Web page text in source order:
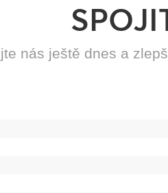
nás ještě dnes a